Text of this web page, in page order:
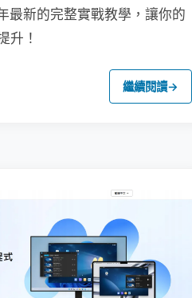
最新的完整實戰教學，讓你的
升！
繼續閱讀→